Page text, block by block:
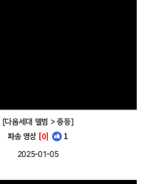
[다음세대 앨범 > 중등]
파송 영상 [0] 1
2025-01-05